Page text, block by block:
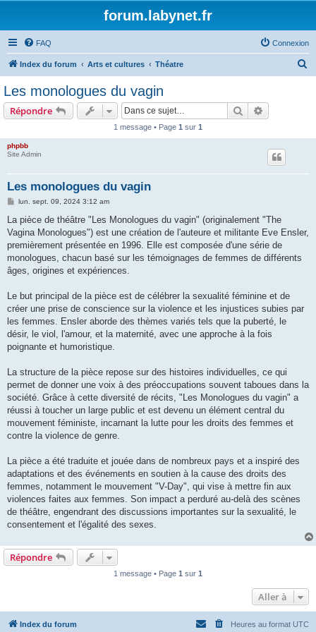
forum.labynet.fr
FAQ Connexion
Index du forum Arts et cultures Théatre
Les monologues du vagin
Répondre Rechercher
1 message • Page 1 sur 1
phpbb
Site Admin
Les monologues du vagin
M
s
a
g
lun. sept. 09, 2024 3:12 am
La pièce de théâtre "Les Monologues du vagin" (originalement "The
Vagina Monologues") est une création de l'auteure et militante Eve Ensler,
premièrement présentée en 1996. Elle est composée d'une série de
monologues, chacun basé sur les témoignages de femmes de différents
âges, origines et expériences.
Le but principal de la pièce est de célébrer la sexualité féminine et de
créer une prise de conscience sur la violence et les injustices subies par
les femmes. Ensler aborde des thèmes variés tels que la puberté, le
désir, le viol, l'amour, et la maternité, avec une approche à la fois
poignante et humoristique.
La structure de la pièce repose sur des histoires individuelles, ce qui
permet de donner une voix à des préoccupations souvent taboues dans la
société. Grâce à cette diversité de récits, "Les Monologues du vagin" a
réussi à toucher un large public et est devenu un élément central du
mouvement féministe, incarnant la lutte pour les droits des femmes et
contre la violence de genre.
La pièce a été traduite et jouée dans de nombreux pays et a inspiré des
adaptations et des événements en soutien à la cause des droits des
femmes, notamment le mouvement "V-Day", qui vise à mettre fin aux
violences faites aux femmes. Son impact a perduré au-delà des scènes
de théâtre, engendrant des discussions importantes sur la sexualité, le
consentement et l'égalité des sexes.
Répondre
1 message • Page 1 sur 1
Aller à
Index du forum Heures au format UTC